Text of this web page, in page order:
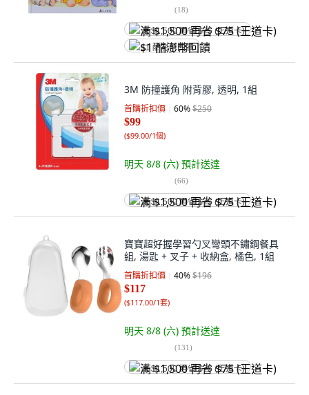
(18)
满 $1,500 再省 $75 (王道卡)
$1 酷澎幣回饋
3M 防撞護角 附背膠, 透明, 1組
首購折扣價 60%$250
$99
($99.00/1個)
明天 8/8 (六) 預計送達
(66)
满 $1,500 再省 $75 (王道卡)
寶寶超好握學習勺叉彎頭不鏽鋼餐具
組, 湯匙 + 叉子 + 收納盒, 橘色, 1組
首購折扣價 40%$196
$117
($117.00/1套)
明天 8/8 (六) 預計送達
(131)
满 $1,500 再省 $75 (王道卡)